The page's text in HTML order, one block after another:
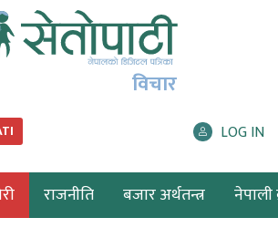
विचार
LOG IN
राजनीति बजार अर्थतन्त्र नेपाली